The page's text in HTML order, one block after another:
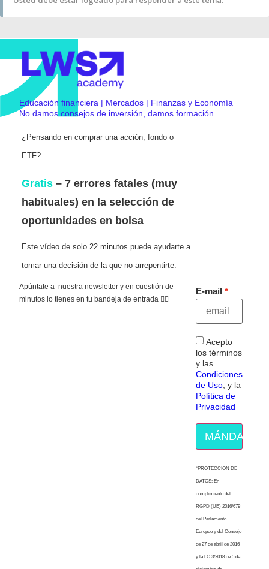
Educación financiera | Mercados | Finanzas y Economía
No damos consejos de inversión, damos formación
¿Pensando en comprar una acción, fondo o
ETF?
Gratis – 7 errores fatales (muy
habituales) en la selección de
oportunidades en bolsa
Este vídeo de solo 22 minutos puede ayudarte a
tomar una decisión de la que no arrepentirte.
Apúntate a nuestra newsletter y en cuestión de
minutos lo tienes en tu bandeja de entrada 👇🏻
E-mail
Acepto
los términos
y las
Condiciones
de Uso , y la
Política de
Privacidad
MÁNDAME
“PROTECCION DE
DATOS: En
cumplimiento del
RGPD (UE) 2016/679
del Parlamento
Europeo y del Consejo
de 27 de abril de 2016
y la LO 3/2018 de 5 de